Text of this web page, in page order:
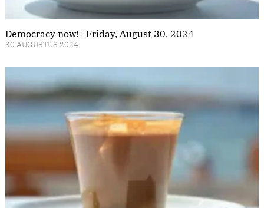
Democracy now! | Friday, August 30, 2024
30 AUGUSTUS 2024